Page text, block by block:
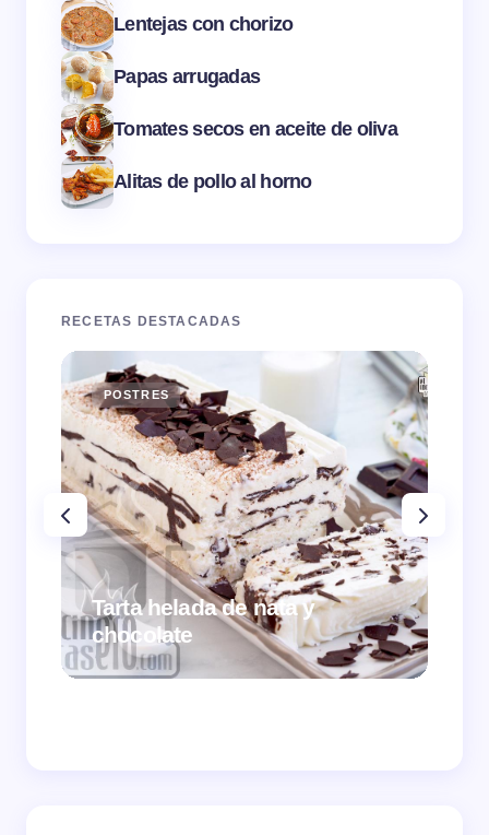
Lentejas con chorizo
Papas arrugadas
Tomates secos en aceite de oliva
Alitas de pollo al horno
RECETAS DESTACADAS
POSTRES
Tarta helada de nata y
chocolate